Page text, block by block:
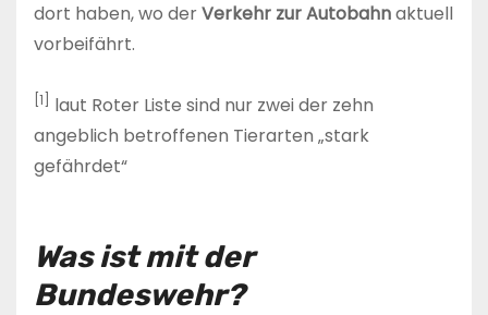
dort haben, wo derVerkehr zur Autobahnaktuell
vorbeifährt.
[1]
laut Roter Liste sind nur zwei der zehn
angeblich betroffenen Tierarten „stark
gefährdet“
Was ist mit der
Bundeswehr?